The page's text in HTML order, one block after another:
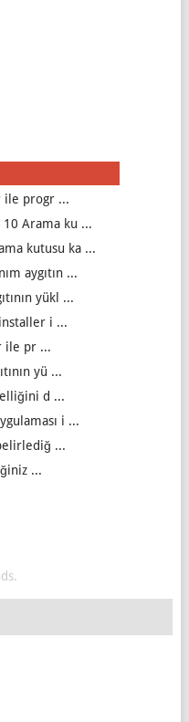
ile progr ...
Arama ku ...
kutusu ka ...
aygıtın ...
yükl ...
i ...
ile pr ...
yü ...
d ...
i ...
...
...